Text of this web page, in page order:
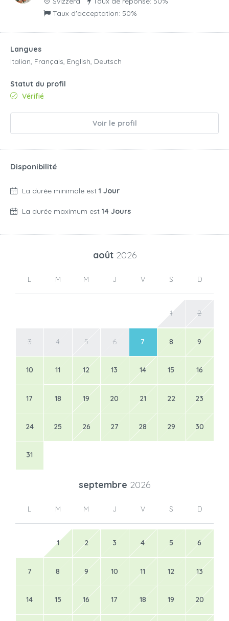
Taux d'acceptation: 50%
Langues
Italian, Français, English, Deutsch
Statut du profil
Vérifié
Voir le profil
Disponibilité
La durée minimale est 1 Jour
La durée maximum est 14 Jours
août 2026
L M M J V S D
1 2
3 4 5 6 7 8 9
10 11 12 13 14 15 16
17 18 19 20 21 22 23
24 25 26 27 28 29 30
31
septembre 2026
L M M J V S D
1 2 3 4 5 6
7 8 9 10 11 12 13
14 15 16 17 18 19 20